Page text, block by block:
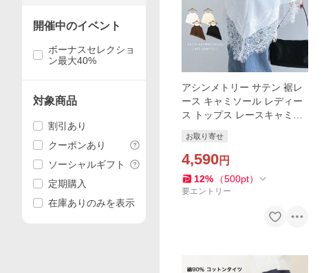
アシンメトリー サテン 裾レ
ース キャミソール レディー
ス トップス レースキャミソ
ンナー 体型カバー ゆったり
楽ちん ミドル丈 t05
お取り寄せ
4,590円
12% （500pt）
要エントリー
開催中のイベント
ボーナスセレクショ
ン最大40%
対象商品
割引あり
クーポンあり
ソーシャルギフト
定期購入
在庫ありのみを表示